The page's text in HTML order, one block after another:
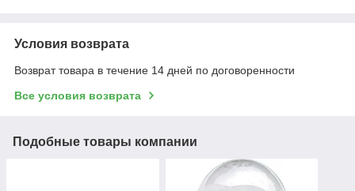
Условия возврата
Возврат товара в течение 14 дней по договоренности
Все условия возврата
Подобные товары компании